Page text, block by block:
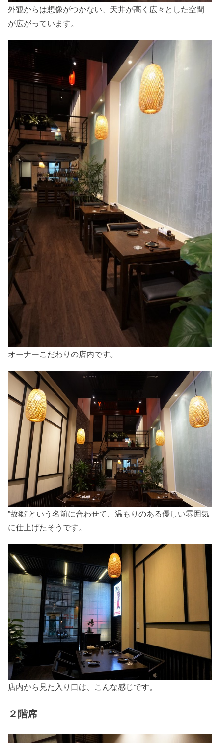
外観からは想像がつかない、天井が高く広々とした空間
が広がっています。
オーナーこだわりの店内です。
”故郷”という名前に合わせて、温もりのある優しい雰囲気
に仕上げたそうです。
店内から見た入り口は、こんな感じです。
２階席